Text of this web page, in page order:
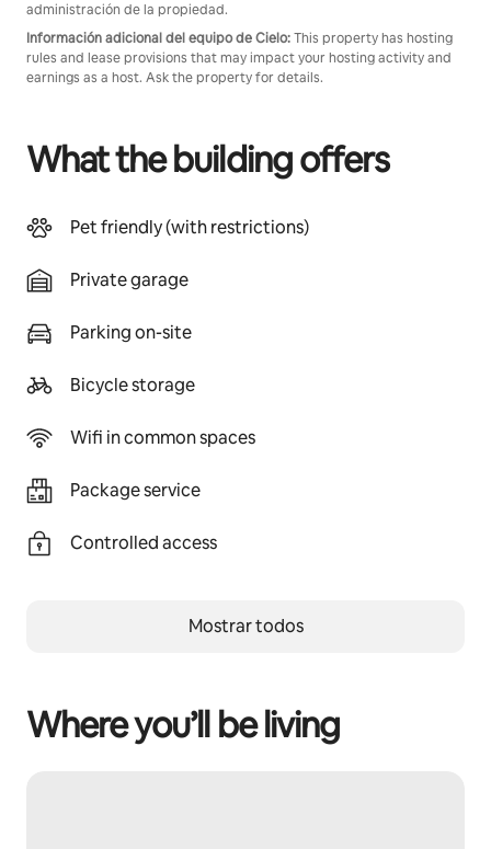
administración de la propiedad.
Información adicional del equipo de Cielo:This property has hosting
rules and lease provisions that may impact your hosting activity and
earnings as a host. Ask the property for details.
What the building offers
Pet friendly (with restrictions)
Private garage
Parking on-site
Bicycle storage
Wifi in common spaces
Package service
Controlled access
Mostrar todos
Where you’ll be living